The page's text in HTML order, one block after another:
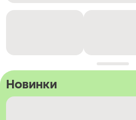
Новинки